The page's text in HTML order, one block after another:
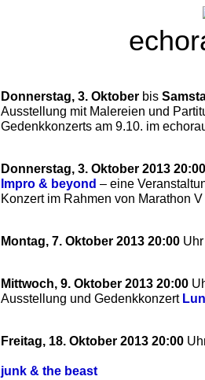
Donnerstag, 3. Oktober bis
Ausstellung mit Malereien und
Gedenkkonzerts am 9.10. im
Donnerstag, 3. Oktober 2013 20:00
Impro & beyond – eine
Konzert im Rahmen von Marathon
Montag, 7. Oktober 2013 20:00 Uhr
Mittwoch, 9. Oktober 2013 20:00
Ausstellung und Gedenkkonzert
Freitag, 18. Oktober 2013 20:00
junk & the beast